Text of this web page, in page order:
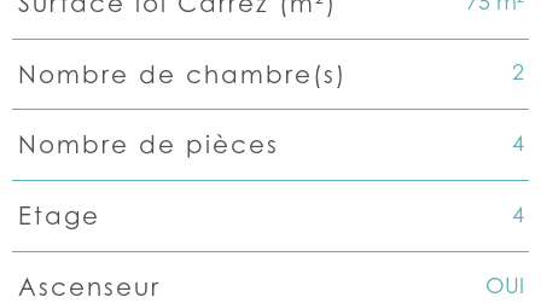
Nombre de chambre(s) 2
Nombre de pièces 4
Etage 4
Ascenseur OUI